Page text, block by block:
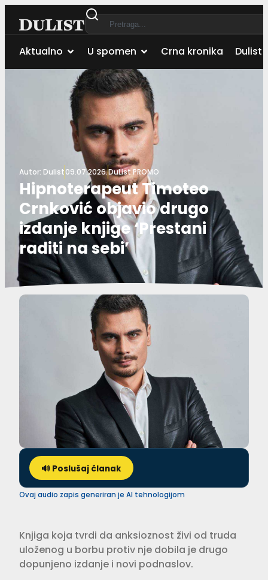
Aktualno U spomen Crna kronika Dulist
Autor: Dulist09.07.2026.DuList PROMO
Hipnoterapeut Timoteo
Crnković objavio drugo
izdanje knjige ‘Prestani
raditi na sebi’
🔊 Poslušaj članak
Ovaj audio zapis generiran je AI tehnologijom
Knjiga koja tvrdi da anksioznost živi od truda
uloženog u borbu protiv nje dobila je drugo
dopunjeno izdanje i novi podnaslov.